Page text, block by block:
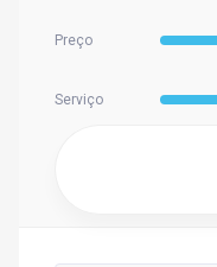
Preço
Serviço